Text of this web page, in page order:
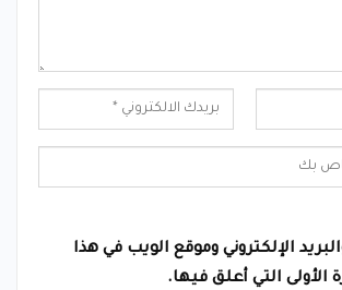
الإلكتروني وموقع الويب في هذا
الأولى التي أعلق فيها.